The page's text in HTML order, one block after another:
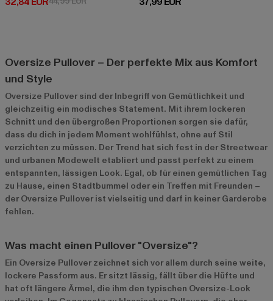
Oversize Pullover – Der perfekte Mix aus Komfort
und Style
Oversize Pullover sind der Inbegriff von Gemütlichkeit und
gleichzeitig ein modisches Statement. Mit ihrem lockeren
Schnitt und den übergroßen Proportionen sorgen sie dafür,
dass du dich in jedem Moment wohlfühlst, ohne auf Stil
verzichten zu müssen. Der Trend hat sich fest in der Streetwear
und urbanen Modewelt etabliert und passt perfekt zu einem
entspannten, lässigen Look. Egal, ob für einen gemütlichen Tag
zu Hause, einen Stadtbummel oder ein Treffen mit Freunden –
der Oversize Pullover ist vielseitig und darf in keiner Garderobe
fehlen.
Was macht einen Pullover "Oversize"?
Ein Oversize Pullover zeichnet sich vor allem durch seine weite,
lockere Passform aus. Er sitzt lässig, fällt über die Hüfte und
hat oft längere Ärmel, die ihm den typischen Oversize-Look